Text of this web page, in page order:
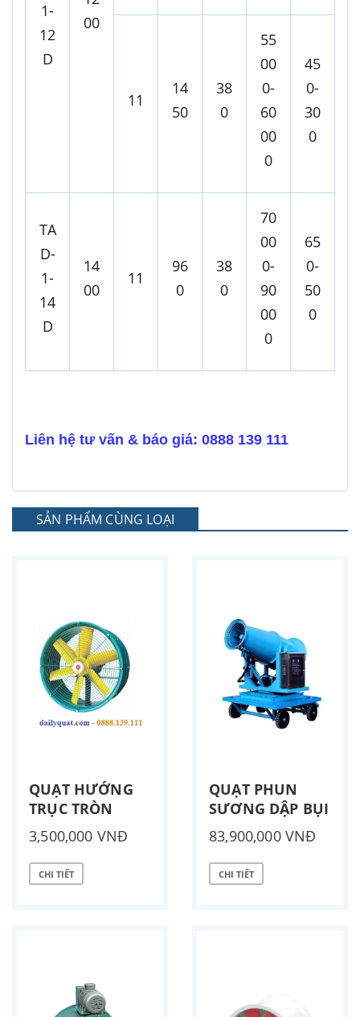
1-
12
D
00
11
14
50
38
0
55
00
0-
60
00
0
45
0-
30
0
TA
D-
1-
14
D
14
00
11
96
0
38
0
70
00
0-
90
00
0
65
0-
50
0
Liên hệ tư vấn & báo giá: 0888 139 111
SẢN PHẨM CÙNG LOẠI
QUẠT HƯỚNG
TRỤC TRÒN
3,500,000 VNĐ
CHI TIẾT
QUẠT PHUN
SƯƠNG DẬP BỤI
83,900,000 VNĐ
CHI TIẾT